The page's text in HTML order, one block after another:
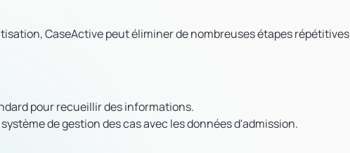
CaseActive peut éliminer de nombreuses étapes répétitives
pour recueillir des informations.
de gestion des cas avec les données d'admission.